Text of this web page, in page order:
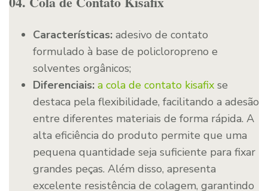
Características: adesivo de contato
formulado à base de policloropreno e
solventes orgânicos;
Diferenciais: a cola de contato kisafix se
destaca pela flexibilidade, facilitando a adesão
entre diferentes materiais de forma rápida. A
alta eficiência do produto permite que uma
pequena quantidade seja suficiente para fixar
grandes peças. Além disso, apresenta
excelente resistência de colagem, garantindo